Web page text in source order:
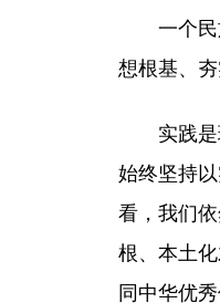
一个
想根基、
实践
始终坚持
看，我们
根、本土
同中华优